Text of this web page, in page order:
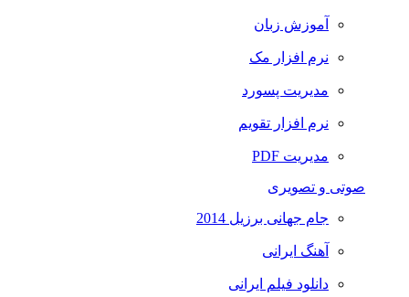
آموزش زبان
نرم افزار مک
مدیریت پسورد
نرم افزار تقویم
مدیریت PDF
صوتی و تصویری
جام جهانی برزیل 2014
آهنگ ایرانی
دانلود فیلم ایرانی